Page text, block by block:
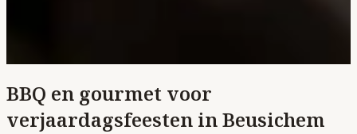
BBQ en gourmet voor
verjaardagsfeesten in Beusichem